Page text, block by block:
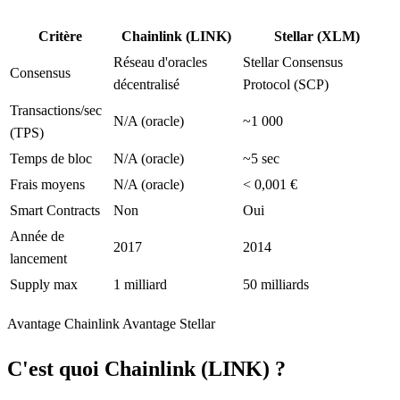
Critère Chainlink (LINK) Stellar (XLM)
Consensus
Réseau d'oracles
décentralisé
Stellar Consensus
Protocol (SCP)
Transactions/sec
(TPS)
N/A (oracle) ~1 000
Temps de bloc N/A (oracle)
~5 sec
Frais moyens
N/A (oracle)
< 0,001 €
Smart Contracts
Non
Oui
Année de
lancement
2017 2014
Supply max 1 milliard 50 milliards
Avantage Chainlink Avantage Stellar
C'est quoi Chainlink (LINK) ?